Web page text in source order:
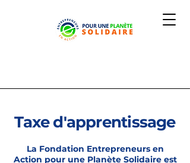
Taxe d'apprentissage
La Fondation Entrepreneurs en
Action pour une Planète Solidaire est